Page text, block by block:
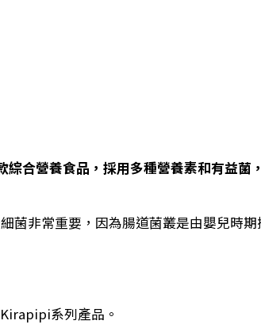
合營養食品，採用多種營養素和有益菌
非常重要，因為腸道菌叢是由嬰兒時期
系列產品。